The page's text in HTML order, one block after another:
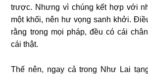
trược. Nhưng vì chúng kết hợp với
một khối, nên hư vọng sanh khởi.
rằng trong mọi pháp, đều có cái
cái thật.
Thế nên, ngay cả trong Như Lai